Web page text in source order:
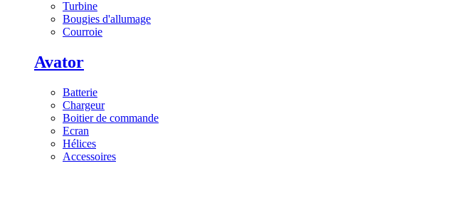
Turbine
Bougies d'allumage
Courroie
Avator
Batterie
Chargeur
Boitier de commande
Ecran
Hélices
Accessoires